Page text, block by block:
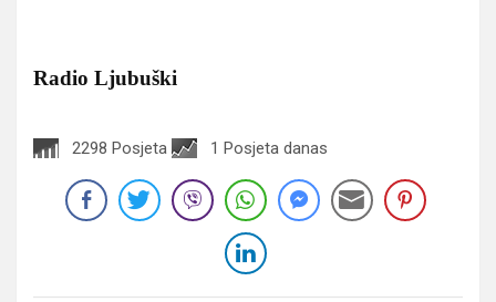
Radio Ljubuški
2298 Posjeta 1 Posjeta danas